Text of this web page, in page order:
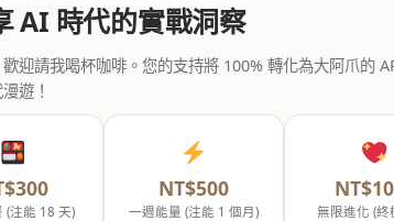
AI 時代的實戰洞察
迎請我喝杯咖啡。您的支持將 100% 轉化為大阿爪的
遊！
(注能 18 天)
NT$500
一週能量 (注能 1 個月) 無限進化 (終